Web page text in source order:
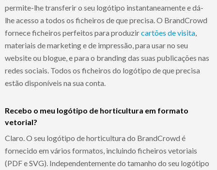
permite-lhe transferir o seu logótipo instantaneamente e dá-
lhe acesso a todos os ficheiros de que precisa. O BrandCrowd
fornece ficheiros perfeitos para produzircartões de visita
materiais de marketing e de impressão, para usar no seu
website ou blogue, e para o branding das suas publicações nas
redes sociais. Todos os ficheiros do logótipo de que precisa
estão disponíveis na sua conta.
Recebo o meu logótipo de horticultura em formato
vetorial?
Claro. O seu logótipo de horticultura do BrandCrowd é
fornecido em vários formatos, incluindo ficheiros vetoriais
(PDF e SVG). Independentemente do tamanho do seu logótipo